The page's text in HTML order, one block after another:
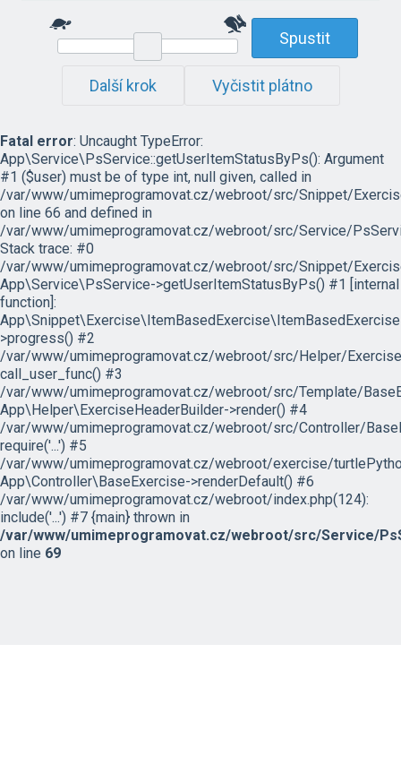
Spustit
Další krok Vyčistit plátno
Fatal error: Uncaught TypeError:
App\Service\PsService::getUserItemStatusByPs(): Argument
#1 ($user) must be of type int, null given, called in
/var/www/umimeprogramovat.cz/webroot/src/Snippet/
on line 66 and defined in
/var/www/umimeprogramovat.cz/webroot/src/Service/
Stack trace: #0
/var/www/umimeprogramovat.cz/webroot/src/Snippet/
App\Service\PsService->getUserItemStatusByPs() #1 [internal
function]:
>progress() #2
/var/www/umimeprogramovat.cz/webroot/src/Helper/
call_user_func() #3
/var/www/umimeprogramovat.cz/webroot/src/Template/
App\Helper\ExerciseHeaderBuilder->render() #4
/var/www/umimeprogramovat.cz/webroot/src/Controller/
require('...') #5
/var/www/umimeprogramovat.cz/webroot/exercise/
App\Controller\BaseExercise->renderDefault() #6
/var/www/umimeprogramovat.cz/webroot/index.php(124):
include('...') #7 {main} thrown in
/var/www/umimeprogramovat.cz/webroot/src/Service/
on line 69